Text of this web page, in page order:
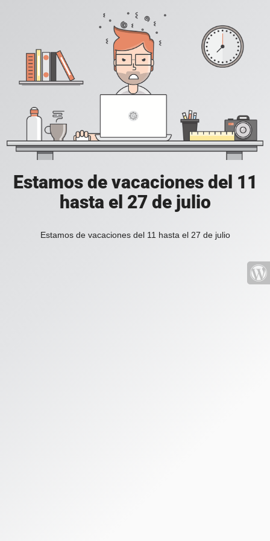
Estamos de vacaciones del 11
hasta el 27 de julio
Estamos de vacaciones del 11 hasta el 27 de julio